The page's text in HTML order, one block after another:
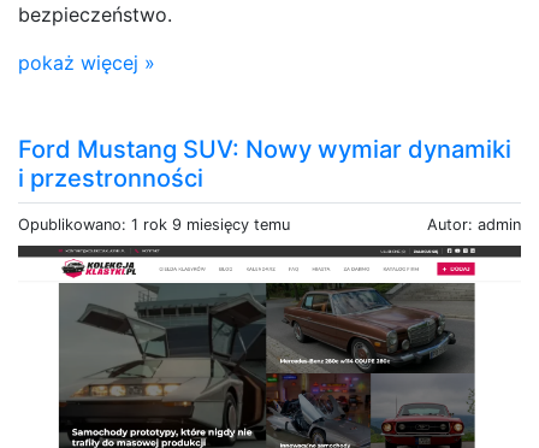
bezpieczeństwo.
pokaż więcej »
Ford Mustang SUV: Nowy wymiar dynamiki
i przestronności
Opublikowano: 1 rok 9 miesięcy temu Autor: admin